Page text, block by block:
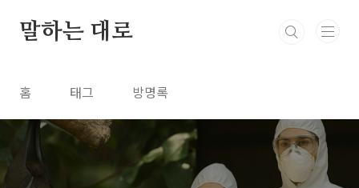
말하는 대로
홈 태그 방명록